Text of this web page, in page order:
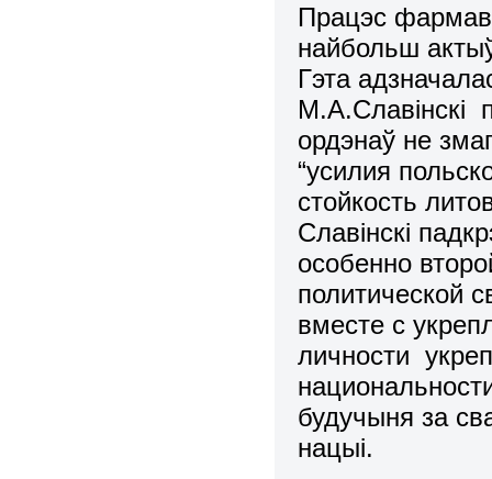
Працэс
найбольш
Гэта
М.А.Славiнскi
ордэнаў не
“усилия
стойкость
Славiнскi
особенно
политической
вместе с
личности
будучыня за
нацыi.